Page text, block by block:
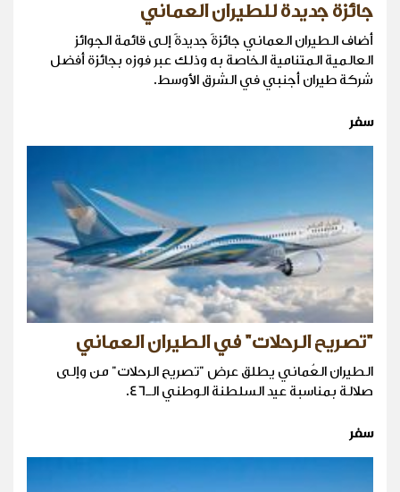
جائزة جديدة للطيران العماني
أضاف الطيران العماني جائزةً جديدةً إلى قائمة الجوائز
العالمية المتنامية الخاصة به وذلك عبر فوزه بجائزة أفضل
شركة طيران أجنبي في الشرق الأوسط.
سفر
"تصريح الرحلات" في الطيران العماني
الطيران العُماني يطلق عرض "تصريح الرحلات" من وإلى
صلالة بمناسبة عيد السلطنة الوطني الـ46.
سفر